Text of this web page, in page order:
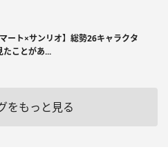
マート×サンリオ】総勢26キャラクタ
ことがあ...
をもっと見る